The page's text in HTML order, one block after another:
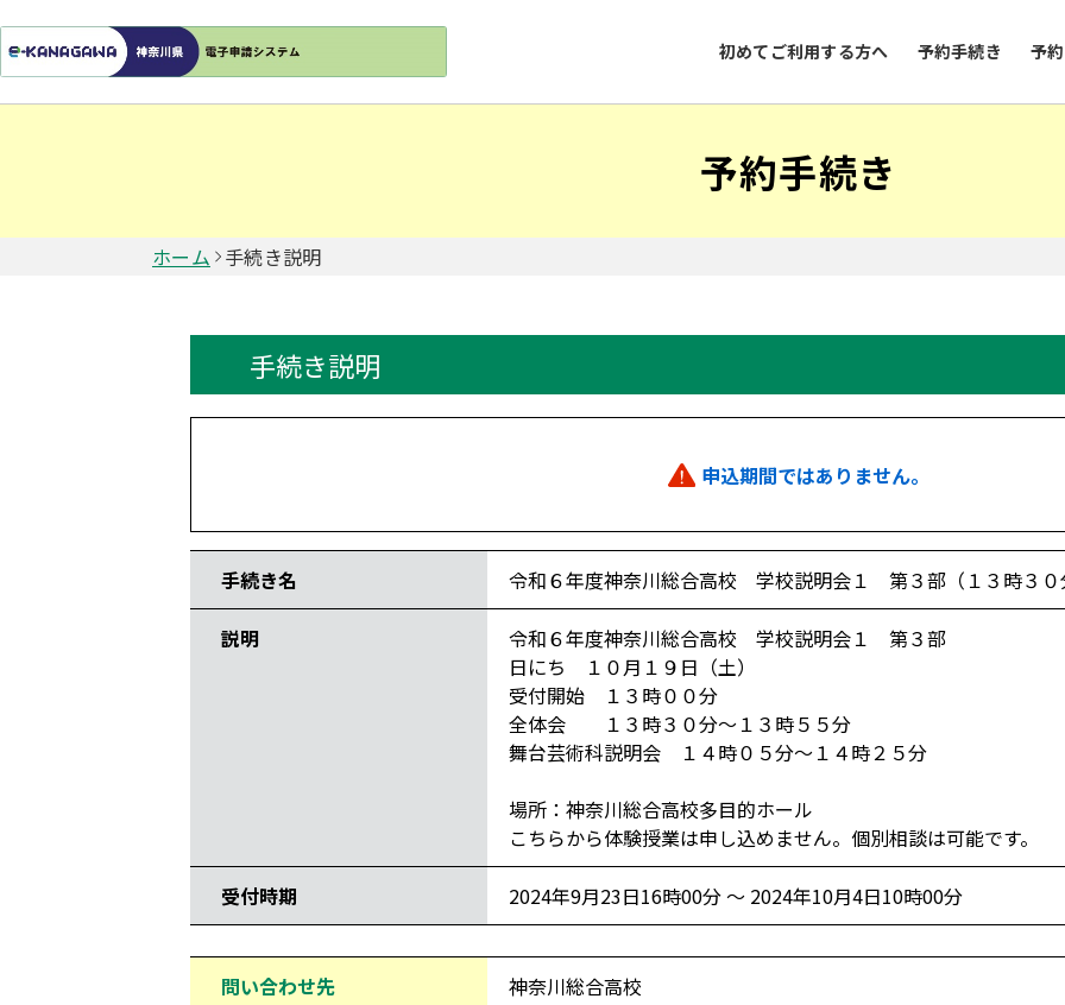
初めてご利用する方へ 予約手続き 予
予約手続き
ホーム 手続き説明
手続き説明
申込期間ではありません。
手続き名 令和６年度神奈川総合高校 学校説明会１ 第３部（１３時３０
説明
令和６年度神奈川総合高校 学校説明会１ 第３部
日にち １０月１９日（土）
受付開始 １３時００分
全体会 １３時３０分～１３時５５分
舞台芸術科説明会 １４時０５分～１４時２５分
場所：神奈川総合高校多目的ホール
こちらから体験授業は申し込めません。個別相談は可能です。
受付時期 2024年9月23日16時00分 ～ 2024年10月4日10時00分
問い合わせ先 神奈川総合高校